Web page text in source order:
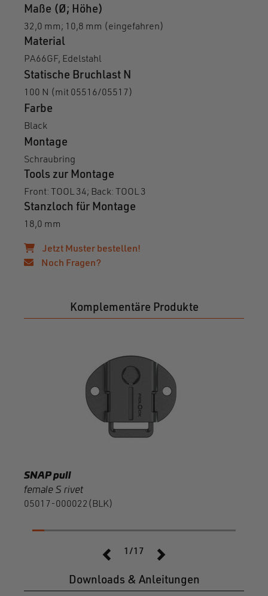
Maße (Ø; Höhe)
32,0 mm; 10,8 mm (eingefahren)
Material
PA66GF, Edelstahl
Statische Bruchlast N
100 N (mit 05516/05517)
Farbe
Black
Montage
Schraubring
Tools zur Montage
Front: TOOL 34; Back: TOOL 3
Stanzloch für Montage
18,0 mm
Jetzt Muster bestellen!
Noch Fragen?
Komplementäre Produkte
SNAP pull
female S rivet
05017-000022(BLK)
1/17
Downloads & Anleitungen